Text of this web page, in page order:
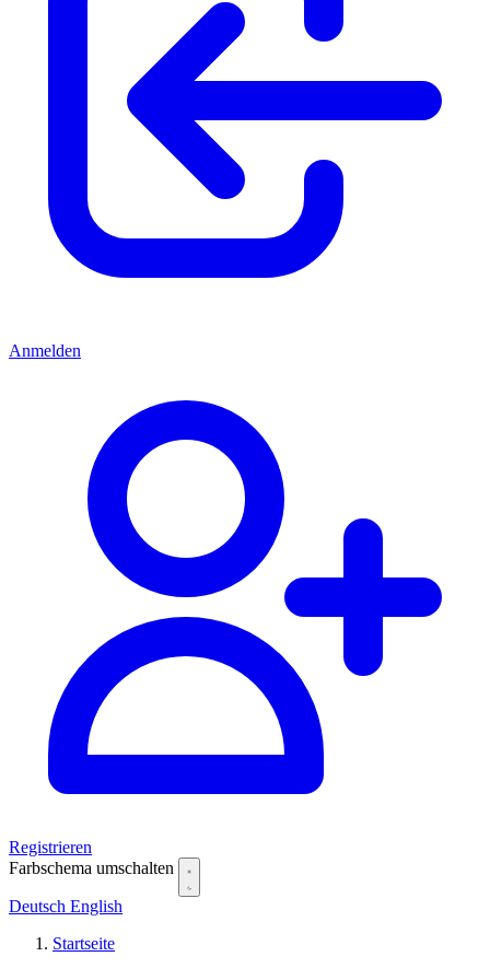
Anmelden
Registrieren
Farbschema umschalten
Deutsch English
Startseite